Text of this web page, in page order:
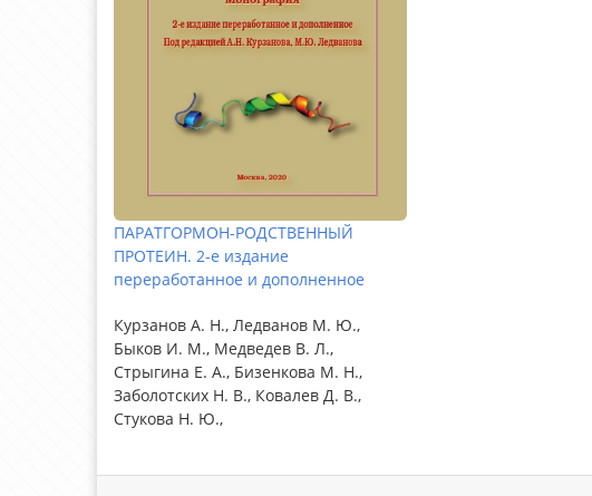
ПАРАТГОРМОН-РОДСТВЕННЫЙ
ПРОТЕИН. 2-е издание
переработанное и дополненное
Курзанов А. Н., Ледванов М. Ю.,
Быков И. М., Медведев В. Л.,
Стрыгина Е. А., Бизенкова М. Н.,
Заболотских Н. В., Ковалев Д. В.,
Стукова Н. Ю.,